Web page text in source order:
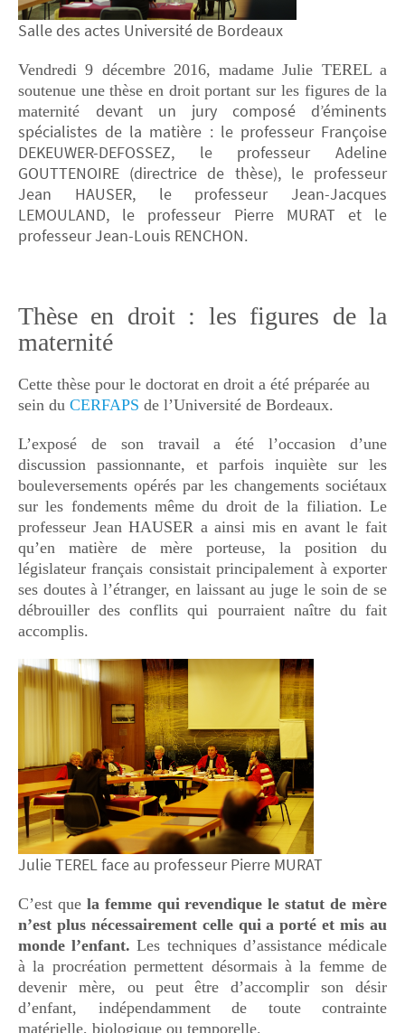
Salle des actes Université de Bordeaux
Vendredi 9 décembre 2016, madame Julie TEREL a
soutenue une thèse en droit portant sur les figures de la
maternité devant un jury composé d’éminents
spécialistes de la matière : le professeur Françoise
DEKEUWER-DEFOSSEZ, le professeur Adeline
GOUTTENOIRE (directrice de thèse), le professeur
Jean HAUSER, le professeur Jean-Jacques
LEMOULAND, le professeur Pierre MURAT et le
professeur Jean-Louis RENCHON.
Thèse en droit : les figures de la
maternité
Cette thèse pour le doctorat en droit a été préparée au
sein du CERFAPS de l’Université de Bordeaux.
L’exposé de son travail a été l’occasion d’une
discussion passionnante, et parfois inquiète sur les
bouleversements opérés par les changements sociétaux
sur les fondements même du droit de la filiation. Le
professeur Jean HAUSER a ainsi mis en avant le fait
qu’en matière de mère porteuse, la position du
législateur français consistait principalement à exporter
ses doutes à l’étranger, en laissant au juge le soin de se
débrouiller des conflits qui pourraient naître du fait
accomplis.
Julie TEREL face au professeur Pierre MURAT
C’est quela femme qui revendique le statut de mère
n’est plus nécessairement celle qui a porté et mis au
monde l’enfant. Les techniques d’assistance médicale
à la procréation permettent désormais à la femme de
devenir mère, ou peut être d’accomplir son désir
d’enfant, indépendamment de toute contrainte
matérielle, biologique ou temporelle.